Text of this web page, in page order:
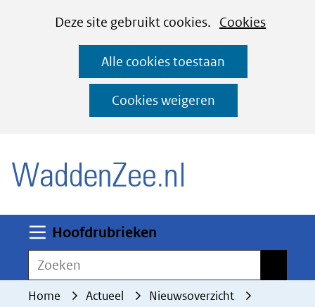
CookiesDeze site gebruikt cookies. Cookies
deze
worden
toegestaan
geweigerd.
Alle cookies toestaan
Cookies weigeren
Ga
naar
de
inhoud
Hoofdrubrieken
Zoeken
Home Actueel
Nieuwsoverzicht